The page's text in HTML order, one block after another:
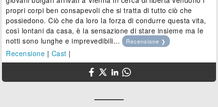
propri corpi ben consapevoli che si tratta di tutto ciò che
possiedono. Ciò che da loro la forza di condurre questa vita,
così lontani da casa, è la sensazione di stare insieme ma le
notti sono lunghe e imprevedibili...
Recensione ❯
Recensione | Cast |